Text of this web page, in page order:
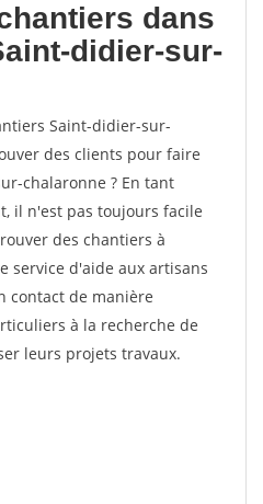
dans
didier-sur-
Saint-didier-sur-
des clients pour faire
chalaronne ? En tant
il n'est pas toujours facile
des chantiers à
service d'aide aux artisans
contact de manière
à la recherche de
leurs projets travaux.